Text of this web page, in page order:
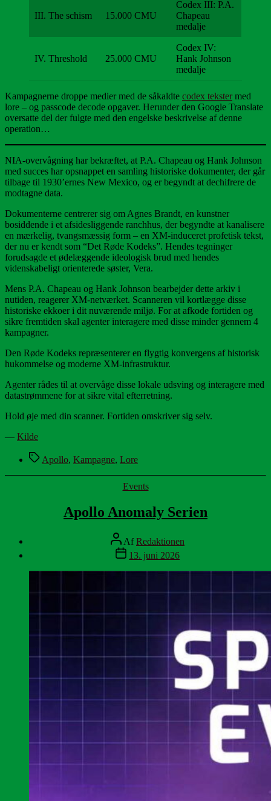
III. The schism 15.000 CMU
Codex III: P.A.
Chapeau
medalje
IV. Threshold 25.000 CMU
Codex IV:
Hank Johnson
medalje
Kampagnerne droppe medier med de såkaldte codex tekstermed
lore – og passcode decode opgaver. Herunder den Google Translate
oversatte del der fulgte med den engelske beskrivelse af denne
operation…
NIA-overvågning har bekræftet, at P.A. Chapeau og Hank Johnson
med succes har opsnappet en samling historiske dokumenter, der går
tilbage til 1930’ernes New Mexico, og er begyndt at dechifrere de
modtagne data.
Dokumenterne centrerer sig om Agnes Brandt, en kunstner
bosiddende i et afsidesliggende ranchhus, der begyndte at kanalisere
en mærkelig, tvangsmæssig form – en XM-induceret profetisk tekst,
der nu er kendt som “Det Røde Kodeks”. Hendes tegninger
forudsagde et ødelæggende ideologisk brud med hendes
videnskabeligt orienterede søster, Vera.
Mens P.A. Chapeau og Hank Johnson bearbejder dette arkiv i
nutiden, reagerer XM-netværket. Scanneren vil kortlægge disse
historiske ekkoer i dit nuværende miljø. For at afkode fortiden og
sikre fremtiden skal agenter interagere med disse minder gennem 4
kampagner.
Den Røde Kodeks repræsenterer en flygtig konvergens af historisk
hukommelse og moderne XM-infrastruktur.
Agenter rådes til at overvåge disse lokale udsving og interagere med
datastrømmene for at sikre vital efterretning.
Hold øje med din scanner. Fortiden omskriver sig selv.
— Kilde
TagsApollo, Kampagne, Lore
Kategorier
Events
Apollo Anomaly Serien
Indlægsforfatter
AfRedaktionen
Indlægsdato
13. juni 2026